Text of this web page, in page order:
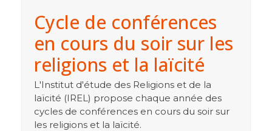
Cycle de conférences
en cours du soir sur les
religions et la laïcité
L'Institut d'étude des Religions et de la
laïcité (IREL) propose chaque année des
cycles de conférences en cours du soir sur
les religions et la laïcité.